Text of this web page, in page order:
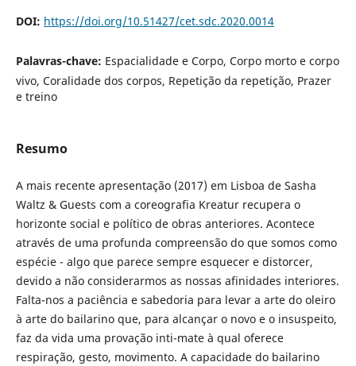
DOI: https://doi.org/10.51427/cet.sdc.2020.0014
Palavras-chave: Espacialidade e Corpo, Corpo morto e corpo
vivo, Coralidade dos corpos, Repetição da repetição, Prazer
e treino
Resumo
A mais recente apresentação (2017) em Lisboa de Sasha
Waltz & Guests com a coreografia Kreatur recupera o
horizonte social e político de obras anteriores. Acontece
através de uma profunda compreensão do que somos como
espécie - algo que parece sempre esquecer e distorcer,
devido a não considerarmos as nossas afinidades interiores.
Falta-nos a paciência e sabedoria para levar a arte do oleiro
à arte do bailarino que, para alcançar o novo e o insuspeito,
faz da vida uma provação inti-mate à qual oferece
respiração, gesto, movimento. A capacidade do bailarino